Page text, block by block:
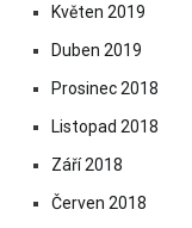
Květen 2019
Duben 2019
Prosinec 2018
Listopad 2018
Září 2018
Červen 2018